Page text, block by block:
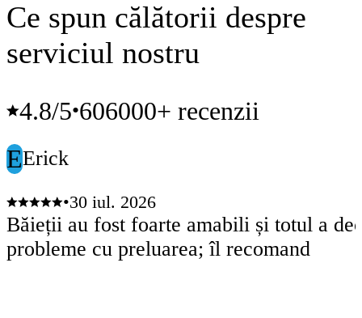
Ce spun călătorii despre
serviciul nostru
4.8/5•606000+ recenzii
EErick
•30 iul. 2026
Băieții au fost foarte amabili și totul a
probleme cu preluarea; îl recomand